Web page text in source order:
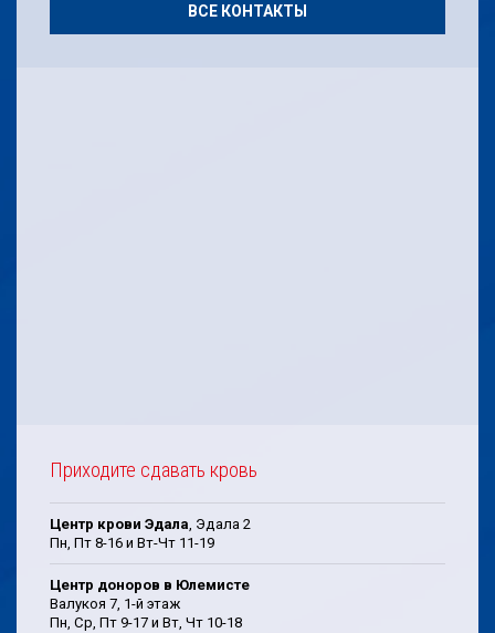
ВСЕ КОНТАКТЫ
Приходите сдавать кровь
Центр крови Эдала, Эдала 2
Пн, Пт 8-16 и Вт-Чт 11-19
Центр доноров в Юлемисте
Валукоя 7, 1-й этаж
Пн, Cp, Пт 9-17 и Bт, Чт 10-18